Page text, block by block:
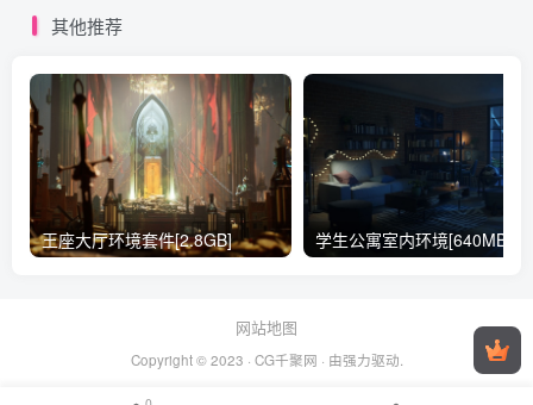
其他推荐
王座大厅环境套件[2.8GB] 学生公寓室内环境[640MB]
网站地图
Copyright © 2023 · CG千聚网 · 由强力驱动.